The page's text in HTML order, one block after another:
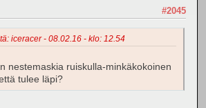
#2045
iceracer - 08.02.16 - klo: 12.54
nestemaskia ruiskulla-minkäkokoinen
tulee läpi?